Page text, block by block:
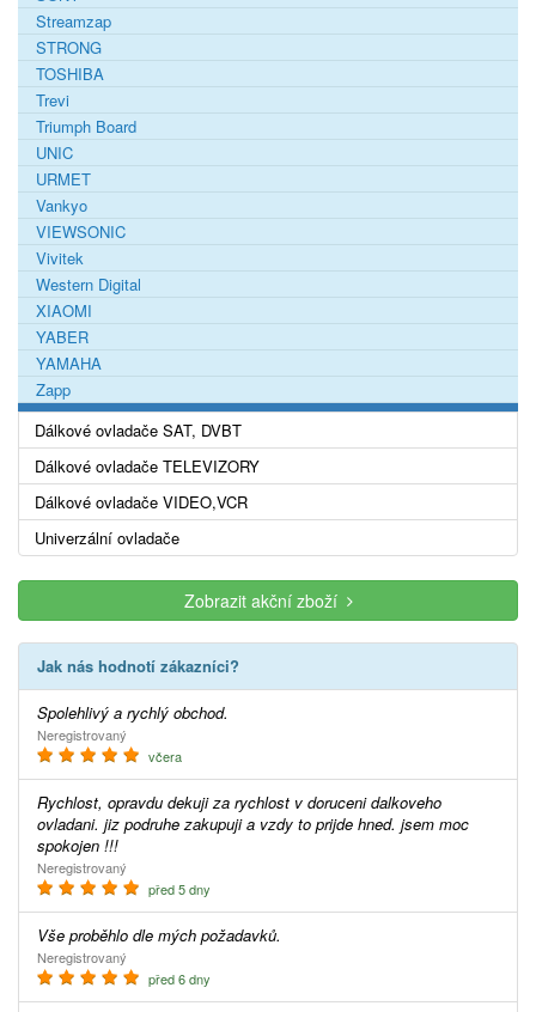
Streamzap
STRONG
TOSHIBA
Trevi
Triumph Board
UNIC
URMET
Vankyo
VIEWSONIC
Vivitek
Western Digital
XIAOMI
YABER
YAMAHA
Zapp
Dálkové ovladače SAT, DVBT
Dálkové ovladače TELEVIZORY
Dálkové ovladače VIDEO,VCR
Univerzální ovladače
Zobrazit akční zboží
Jak nás hodnotí zákazníci?
Spolehlivý a rychlý obchod.
Neregistrovaný
včera
Rychlost, opravdu dekuji za rychlost v doruceni dalkoveho
ovladani. jiz podruhe zakupuji a vzdy to prijde hned. jsem moc
spokojen !!!
Neregistrovaný
před 5 dny
Vše proběhlo dle mých požadavků.
Neregistrovaný
před 6 dny